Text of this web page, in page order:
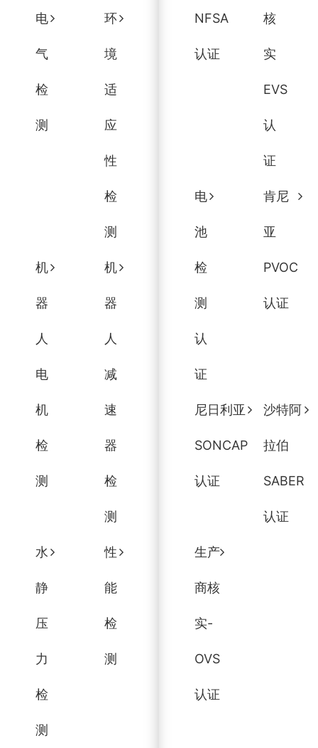
电
气
检
测
环
境
适
应
性
检
测
机
器
人
电
机
检
测
机
器
人
减
速
器
检
测
水
静
压
力
检
测
性
能
检
测
NFSA
认证
核
实
EVS
认
证
电
池
检
测
认
证
肯尼
亚
PVOC
认证
尼日利亚
SONCAP
认证
沙特阿
拉伯
SABER
认证
生产
商核
实-
OVS
认证